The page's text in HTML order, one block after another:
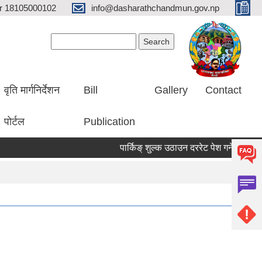
18105000102 info@dasharathchandmun.gov.np
वृति मार्गनिर्देशन
पोर्टल
Bill
Publication
Gallery Contact
पार्किङ् शुल्क उठाउन दररेट पेश गर्ने सम्बन्धि सूचना